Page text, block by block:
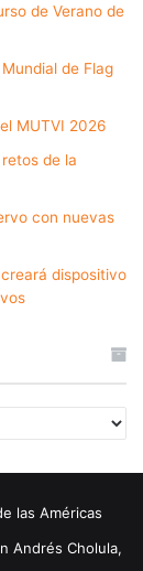
de Verano de
de Flag
MUTVI 2026
de la
con nuevas
dispositivo
las Américas
Andrés Cholula,